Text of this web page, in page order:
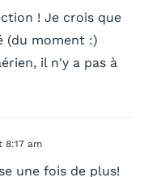
! Je crois que
(du moment :)
il n'y a pas à
8:17 am
une fois de plus!